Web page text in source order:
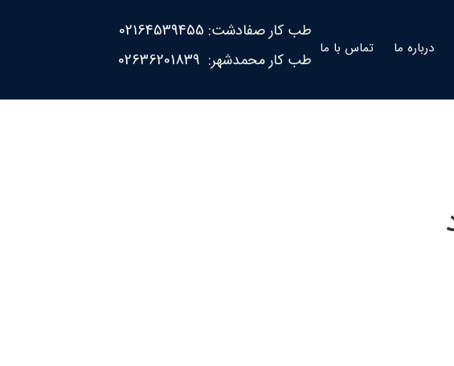
درباره ما تماس با ما
طب کار صفادشت: 02164539455
طب کار محمدشهر: 02636201839